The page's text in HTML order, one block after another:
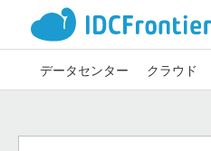
データセンター クラウド